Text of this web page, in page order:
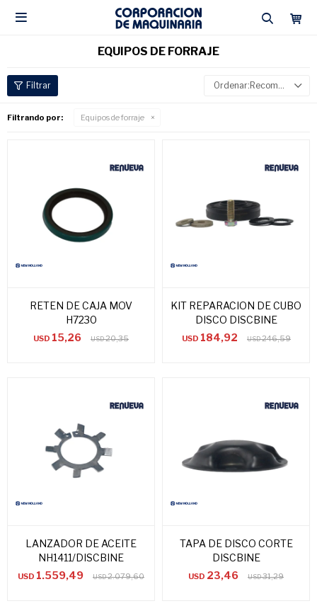

EQUIPOS DE FORRAJE
Recomendados
Filtrando por: Equipos de forraje
RETEN DE CAJA MOV
H7230
USD 15,26 USD20,35
KIT REPARACION DE CUBO
DISCO DISCBINE
USD 184,92 USD246,59
LANZADOR DE ACEITE
NH1411/DISCBINE
USD 1.559,49 USD2.079,60
TAPA DE DISCO CORTE
DISCBINE
USD 23,46 USD31,29